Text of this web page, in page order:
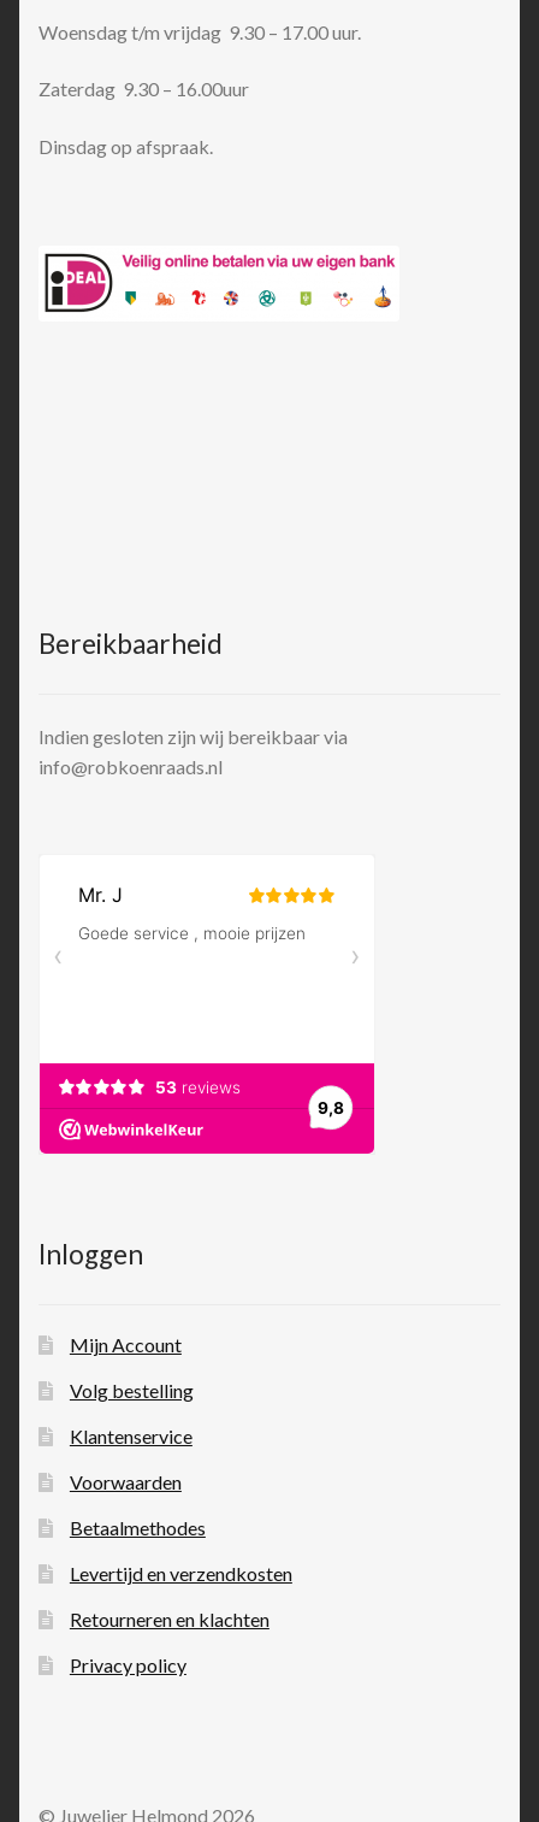
Woensdag t/m vrijdag 9.30 – 17.00 uur.
Zaterdag 9.30 – 16.00uur
Dinsdag op afspraak.
Bereikbaarheid
Indien gesloten zijn wij bereikbaar via
info@robkoenraads.nl
Inloggen
Mijn Account
Volg bestelling
Klantenservice
Voorwaarden
Betaalmethodes
Levertijd en verzendkosten
Retourneren en klachten
Privacy policy
© Juwelier Helmond 2026